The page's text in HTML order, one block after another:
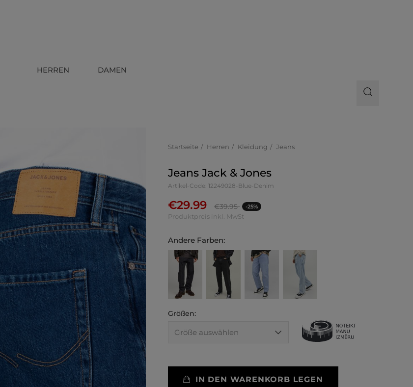
HERREN DAMEN
Startseite Herren Kleidung Jeans
Jeans Jack & Jones
Artikel-Code: 12249028-Blue-Denim
€29.99 €39.95 -25%
Produktpreis inkl. MwSt
Andere Farben:
Größen:
IN DEN WARENKORB LEGEN